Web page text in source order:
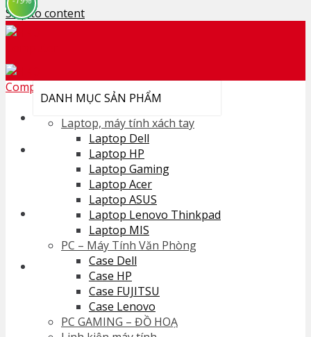
Skip to content
Search for:
0
No products in the cart.
No products in the cart.
DANH MỤC SẢN PHẨM
Laptop, máy tính xách tay
Laptop Dell
Laptop HP
Laptop Gaming
Laptop Acer
Laptop ASUS
Laptop Lenovo Thinkpad
Laptop MIS
PC – Máy Tính Văn Phòng
Case Dell
Case HP
Case FUJITSU
Case Lenovo
PC GAMING – ĐỒ HOẠ